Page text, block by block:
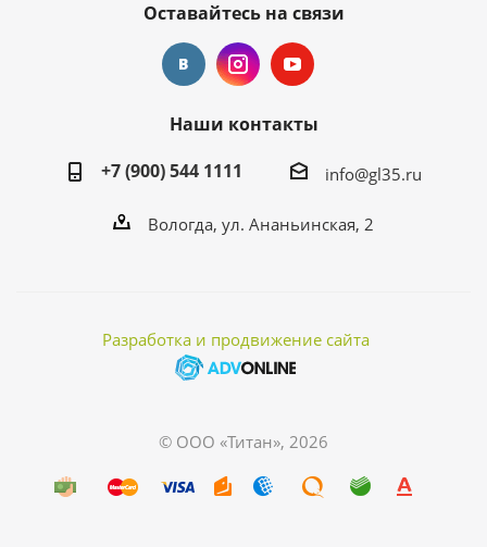
Оставайтесь на связи
Наши контакты
+7 (900) 544 1111
info@gl35.ru
Вологда, ул. Ананьинская, 2
Разработка и продвижение сайта
© ООО «Титан», 2026